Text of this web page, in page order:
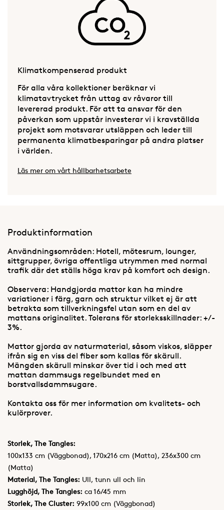
Klimatkompenserad produkt
För alla våra kollektioner beräknar vi
klimatavtrycket från uttag av råvaror till
levererad produkt. För att ta ansvar för den
påverkan som uppstår investerar vi i kravställda
projekt som motsvarar utsläppen och leder till
permanenta klimatbesparingar på andra platser
i världen.
Läs mer om vårt hållbarhetsarbete
Produktinformation
Användningsområden: Hotell, mötesrum, lounger,
sittgrupper, övriga offentliga utrymmen med normal
trafik där det ställs höga krav på komfort och design.
Observera: Handgjorda mattor kan ha mindre
variationer i färg, garn och struktur vilket ej är att
betrakta som tillverkningsfel utan som en del av
mattans originalitet. Tolerans för storleksskillnader: +/-
3%.
Mattor gjorda av naturmaterial, såsom viskos, släpper
ifrån sig en viss del fiber som kallas för skärull.
Mängden skärull minskar över tid i och med att
mattan dammsugs regelbundet med en
borstvallsdammsugare.
Kontakta oss för mer information om kvalitets- och
kulörprover.
Storlek, The Tangles:
100x133 cm (Väggbonad), 170x216 cm (Matta), 236x300 cm
(Matta)
Material, The Tangles: Ull, tunn ull och lin
Lugghöjd, The Tangles: ca 16/45 mm
Storlek, The Cluster: 99x100 cm (Väggbonad)